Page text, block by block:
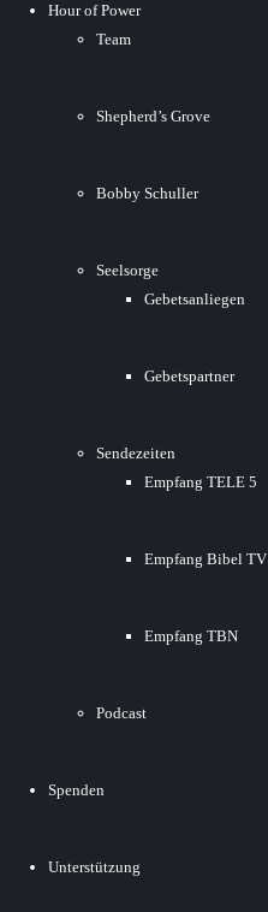
Hour of Power
Team
Shepherd’s Grove
Bobby Schuller
Seelsorge
Gebetsanliegen
Gebetspartner
Sendezeiten
Empfang TELE 5
Empfang Bibel TV
Empfang TBN
Podcast
Spenden
Unterstützung